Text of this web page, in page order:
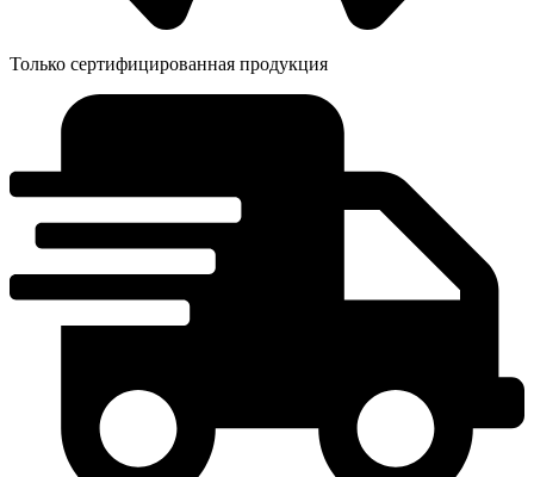
Только сертифицированная продукция